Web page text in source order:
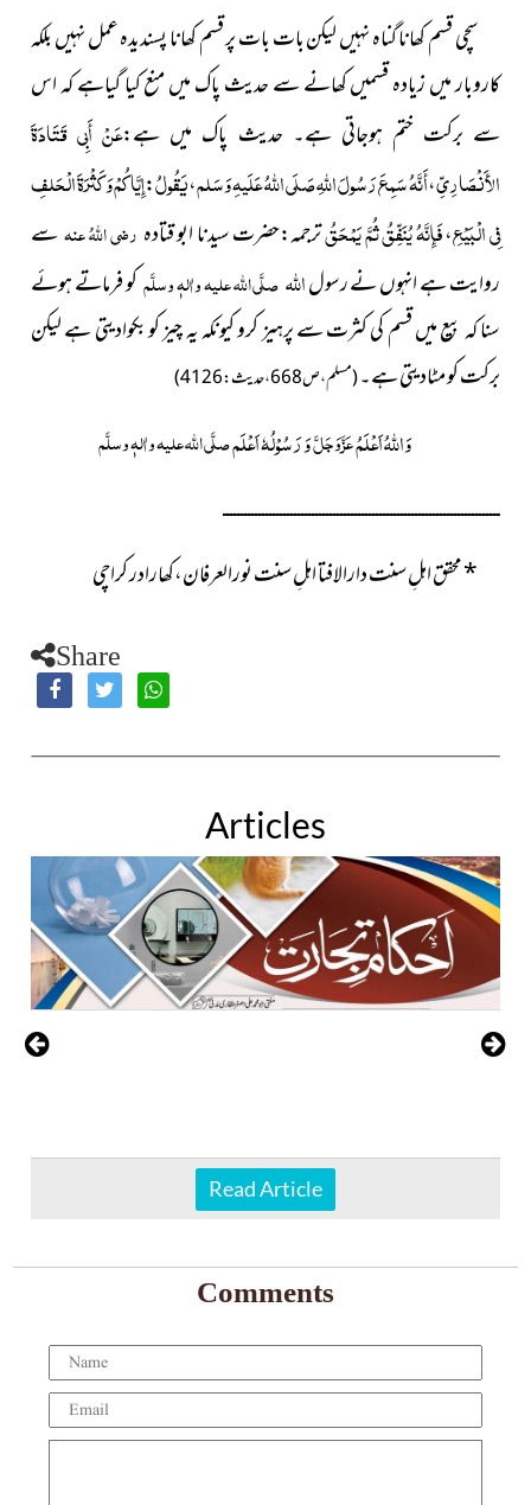
سچی قسم کھانا گناہ نہیں لیکن بات بات پر قسم کھانا پسندیدہ عمل نہیں بلکہ
کاروبار میں زیادہ قسمیں کھانے سے حدیث پاک میں منع کیا گیاہے کہ اس
سے برکت ختم ہوجاتی ہے۔ حدیث پاک میں ہے:عَنْ أَبِي قَتَادَةَ
الأَنْصَارِيِّ،أَنَّهُ سَمِعَ رَسُولَ اللَّهِ صَلَى اللهُ عَلَيهِ وَسَلم،يَقُولُ:إِيَّاكُمْ وَكَثْرَةَ الْحَلفِ
فِي الْبَيْعِ،فَإِنَّهُ يُنَفِّقُ ثُمَّ يَمْحَقُترجمہ:حضرت سیدنا ابو قتادہ رضی اللہُ عنہسے
روایت ہے انہوں نے رسولاللہصلَّی اللہ علیہ واٰلہٖ وسلَّمکو فرماتے ہوئے
سنا کہ بیع میں قسم کی کثرت سے پرہیز کرو کیونکہ یہ چیز کو بکوادیتی ہے لیکن
برکت کو مٹادیتی ہے۔(مسلم،ص668،حدیث: 4126)
وَاللہُ اَعْلَمُعَزَّوَجَلَّوَ رَسُوْلُہٗ اَعْلَمصلَّی اللہ علیہ واٰلہٖ وسلَّم
ــــــــــــــــــــــــــــــــــــــــــــــــــــــــــــــــــــــــــــــ
*محقق اہلِ سنت دارالافتا اہلِ سنت نورالعرفان،کھارادر کراچی
Share
Articles
Read Article
Comments